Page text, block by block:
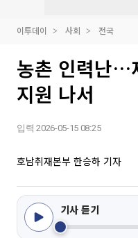
이투데이 사회 전국
농촌 인력난…
지원 나서
입력 2026-05-15 08:25
호남취재본부 한승하 기자
기사 듣기